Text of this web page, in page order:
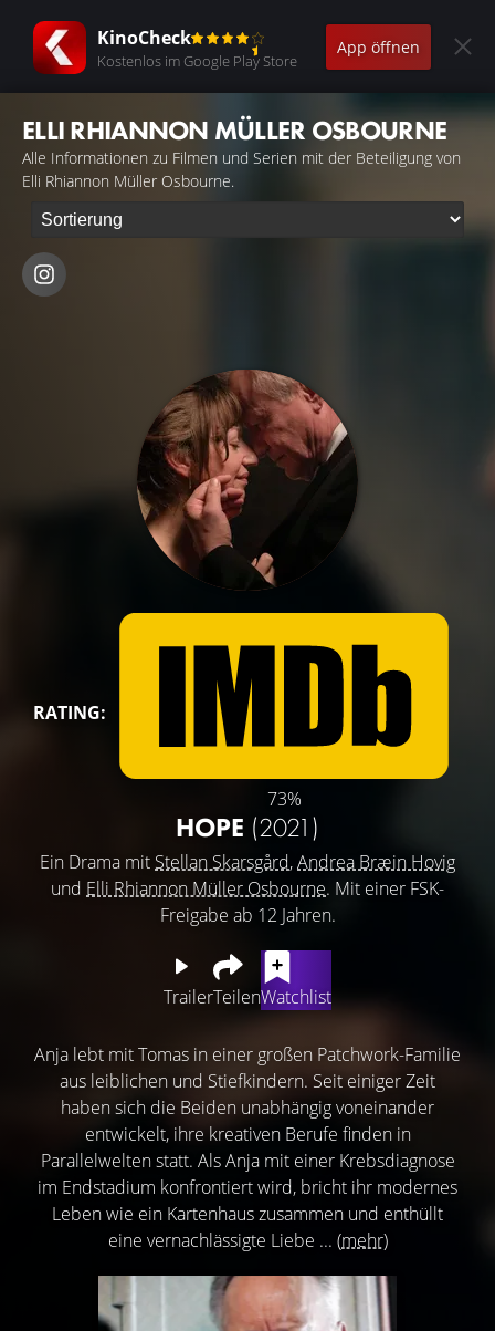
KinoCheck
Kostenlos im Google Play Store
App öffnen
ELLI RHIANNON MÜLLER OSBOURNE
Alle Informationen zu Filmen und Serien mit der Beteiligung von
Elli Rhiannon Müller Osbourne.
RATING:
73%
HOPE (2021)
Ein Drama mit Stellan Skarsgård,Andrea Bræin Hovig
und Elli Rhiannon Müller Osbourne. Mit einer FSK-
Freigabe ab 12 Jahren.
TrailerTeilenWatchlist
Anja lebt mit Tomas in einer großen Patchwork-Familie
aus leiblichen und Stiefkindern. Seit einiger Zeit
haben sich die Beiden unabhängig voneinander
entwickelt, ihre kreativen Berufe finden in
Parallelwelten statt. Als Anja mit einer Krebsdiagnose
im Endstadium konfrontiert wird, bricht ihr modernes
Leben wie ein Kartenhaus zusammen und enthüllt
eine vernachlässigte Liebe ... (mehr)